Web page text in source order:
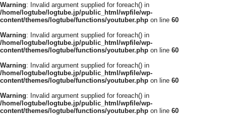
Warning: Invalid argument supplied for foreach() in
/home/logtube/logtube.jp/public_html/wpfile/wp-
content/themes/logtube/functions/youtuber.php on line 60
Warning: Invalid argument supplied for foreach() in
/home/logtube/logtube.jp/public_html/wpfile/wp-
content/themes/logtube/functions/youtuber.php on line 60
Warning: Invalid argument supplied for foreach() in
/home/logtube/logtube.jp/public_html/wpfile/wp-
content/themes/logtube/functions/youtuber.php on line 60
Warning: Invalid argument supplied for foreach() in
/home/logtube/logtube.jp/public_html/wpfile/wp-
content/themes/logtube/functions/youtuber.php on line 60